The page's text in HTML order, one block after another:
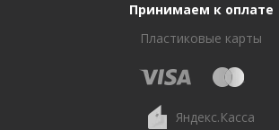
Принимаем к оплате
Пластиковые карты
Яндекс.Касса